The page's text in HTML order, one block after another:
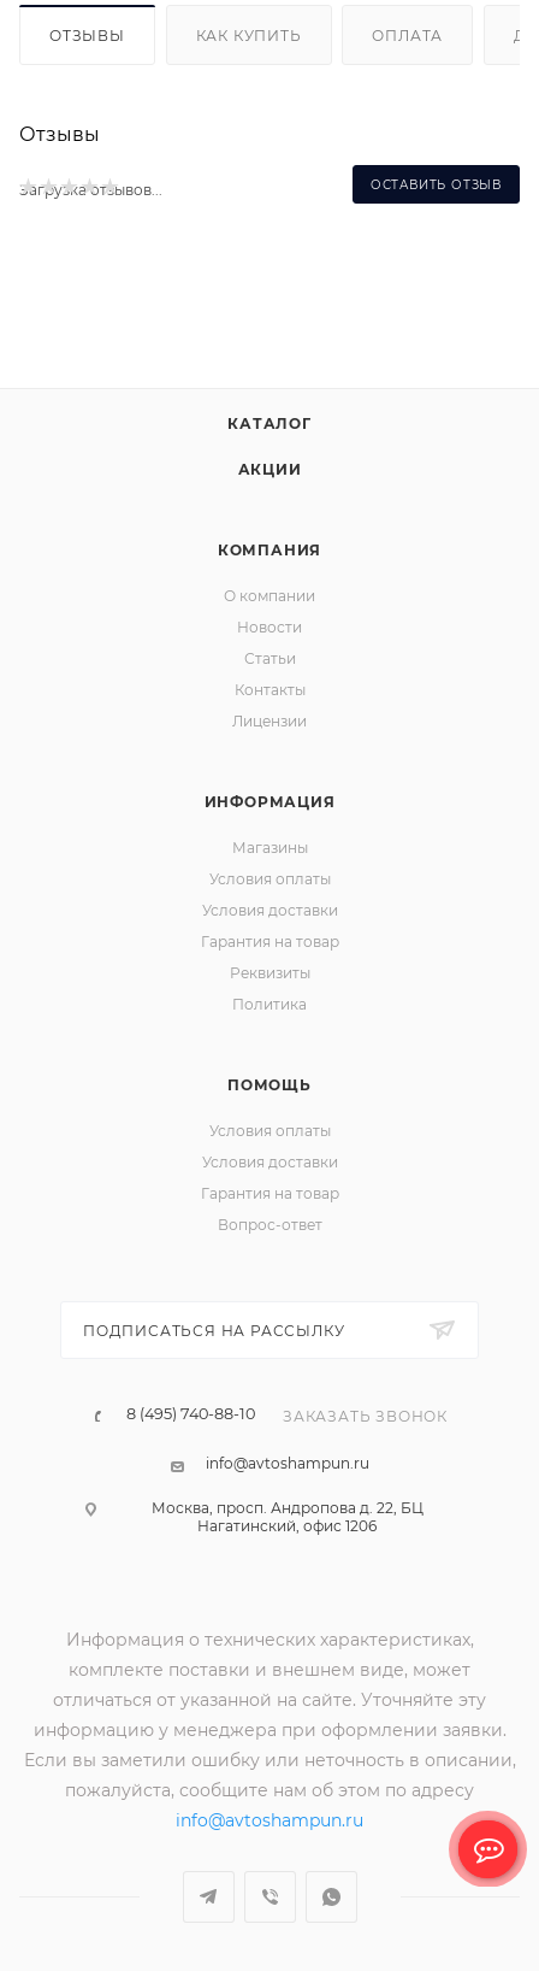
ОТЗЫВЫ КАК КУПИТЬ ОПЛАТА
Отзывы
ОСТАВИТЬ ОТЗЫВ
Загрузка отзывов...
КАТАЛОГ
АКЦИИ
КОМПАНИЯ
О компании
Новости
Статьи
Контакты
Лицензии
ИНФОРМАЦИЯ
Магазины
Условия оплаты
Условия доставки
Гарантия на товар
Реквизиты
Политика
ПОМОЩЬ
Условия оплаты
Условия доставки
Гарантия на товар
Вопрос-ответ
ПОДПИСАТЬСЯ НА РАССЫЛКУ
8 (495) 740-88-10 ЗАКАЗАТЬ ЗВОНОК
info@avtoshampun.ru
Москва, просп. Андропова д. 22, БЦ
Нагатинский, офис 1206
Информация о технических характеристиках,
комплекте поставки и внешнем виде, может
отличаться от указанной на сайте. Уточняйте эту
информацию у менеджера при оформлении заявки.
Если вы заметили ошибку или неточность в описании,
пожалуйста, сообщите нам об этом по адресу
info@avtoshampun.ru